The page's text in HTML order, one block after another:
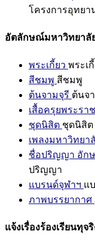
โครงการอุทยา
อัตลักษณ์มหาวิทยาลั
พระเกี้ยว พระเ
สีชมพู สีชมพู
ต้นจามจุรี ต้นจ
เสื้อครุยพระรา
ชุดนิสิต ชุดนิสิต
เพลงมหาวิทยา
ชื่อปริญญา อัก
ปริญญา
แบรนด์จุฬาฯ แ
ภาพบรรยากาศ
แจ้งเรื่องร้องเรียนทุจ